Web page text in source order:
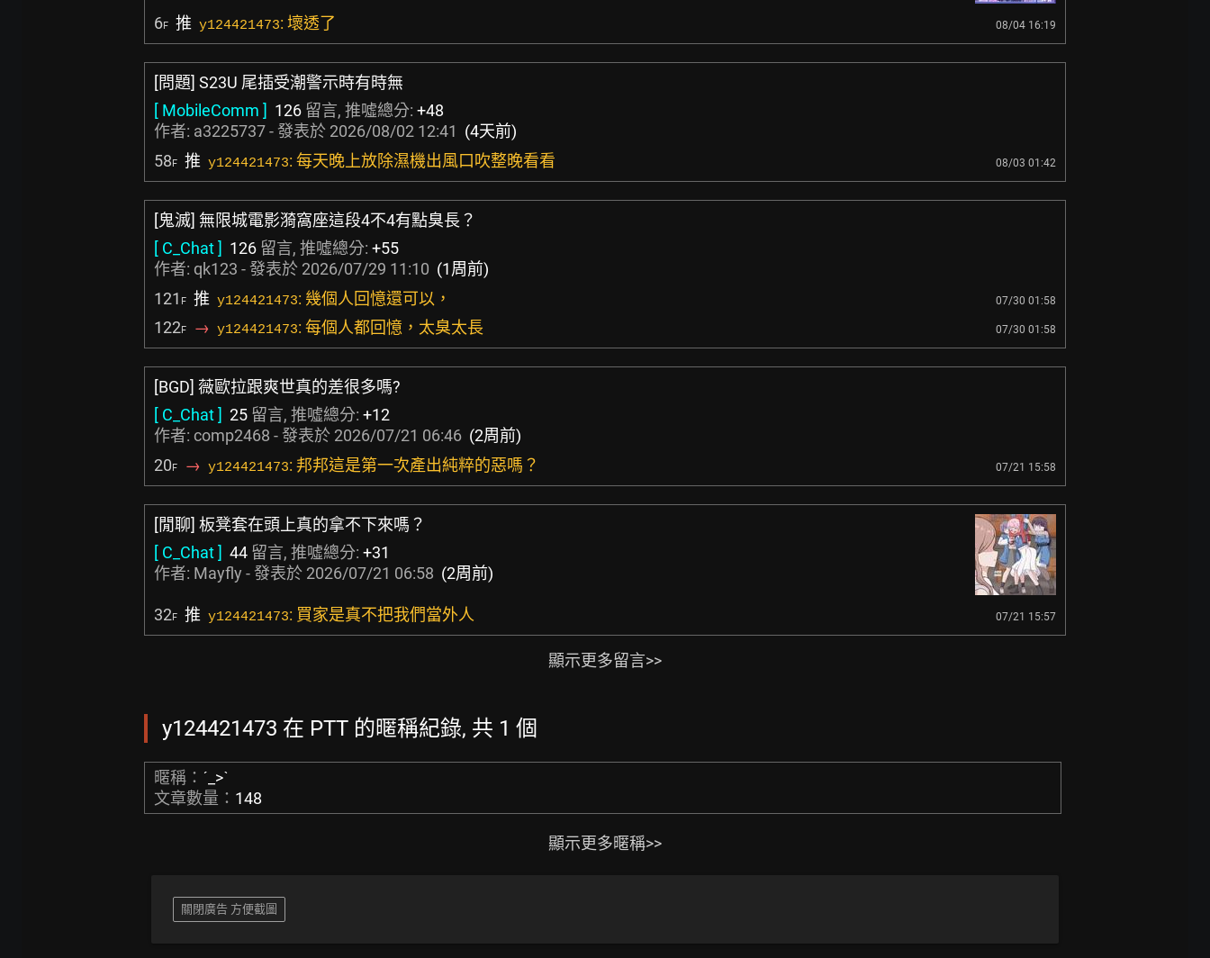
6F 推 y124421473: 壞透了 08/04 16:19
[問題] S23U 尾插受潮警示時有時無
[ MobileComm ] 126 留言, 推噓總分: +48
作者: a3225737- 發表於 2026/08/02 12:41 (4天前)
58F 推 y124421473: 每天晚上放除濕機出風口吹整晚看看 08/03 01:42
[鬼滅] 無限城電影漪窩座這段4不4有點臭長？
[ C_Chat ] 126 留言, 推噓總分: +55
作者: qk123 - 發表於 2026/07/29 11:10 (1周前)
121 F 推 y124421473: 幾個人回憶還可以， 07/30 01:58
122F → y124421473: 每個人都回憶，太臭太長 07/30 01:58
[BGD] 薇歐拉跟爽世真的差很多嗎?
[ C_Chat ] 25 留言, 推噓總分: +12
作者: comp2468 - 發表於 2026/07/21 06:46 (2周前)
20F → y124421473: 邦邦這是第一次產出純粹的惡嗎？ 07/21 15:58
[閒聊] 板凳套在頭上真的拿不下來嗎？
[ C_Chat ] 44 留言, 推噓總分: +31
作者: Mayfly - 發表於 2026/07/21 06:58 (2周前)
32F 推 y124421473: 買家是真不把我們當外人 07/21 15:57
顯示更多留言>>
y124421473 在 PTT 的暱稱紀錄, 共 1 個
暱稱： ˊ_>ˋ
文章數量： 148
顯示更多暱稱>>
關閉廣告 方便截圖